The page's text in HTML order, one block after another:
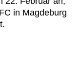
in Magdeburg